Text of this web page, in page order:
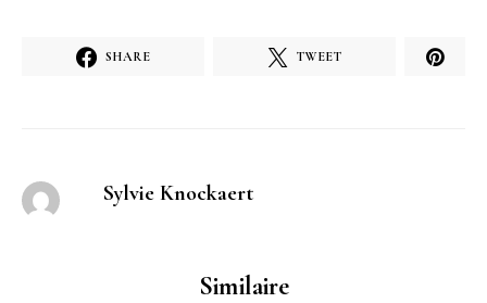
SHARE TWEET
Sylvie Knockaert
Similaire